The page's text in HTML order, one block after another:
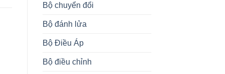
Bộ chuyển đổi
Bộ đánh lửa
Bộ Điều Áp
Bộ điều chỉnh